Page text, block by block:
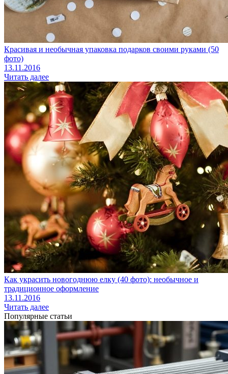
Красивая и необычная упаковка подарков своими руками (50
фото)
13.11.2016
Читать далее
Как украсить новогоднюю елку (40 фото): необычное и
традиционное оформление
13.11.2016
Читать далее
Популярные статьи